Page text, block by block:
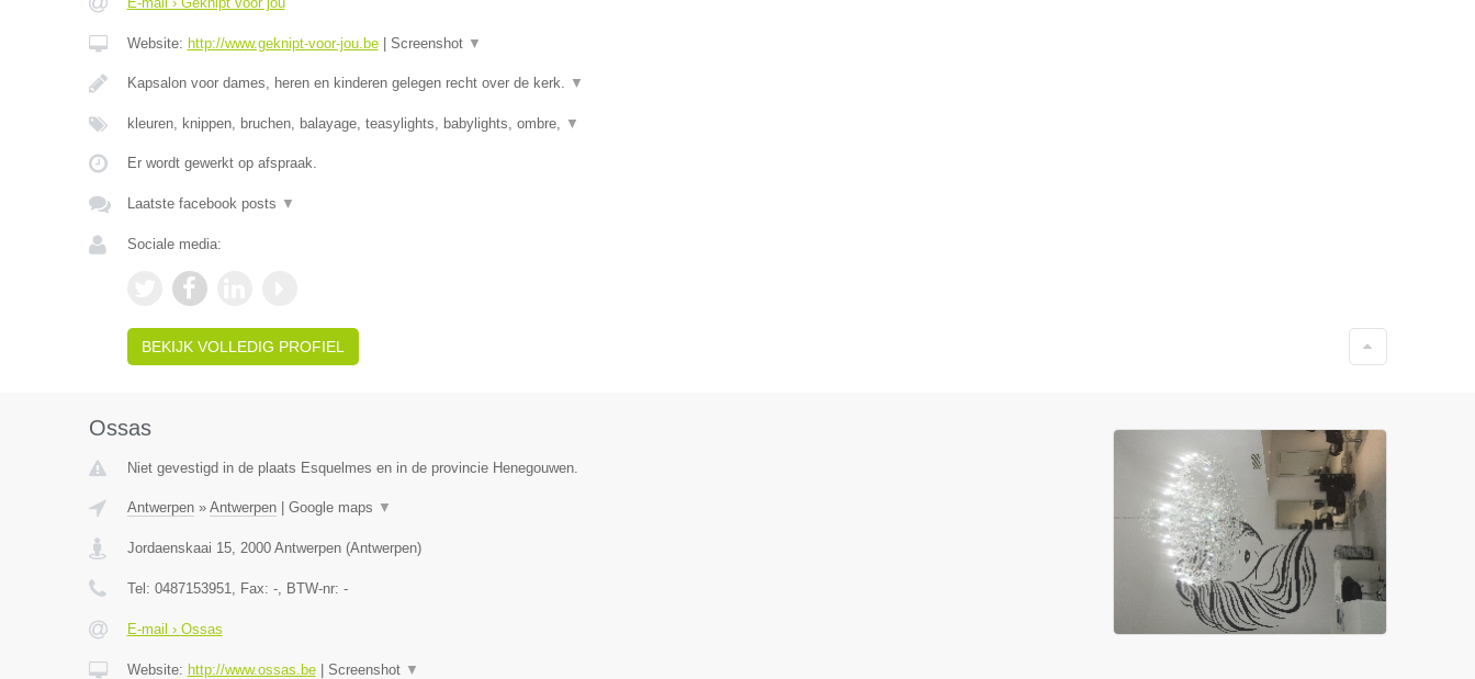
Website: http://www.geknipt-voor-jou.be| Screenshot ▼
Kapsalon voor dames, heren en kinderen gelegen recht over de kerk. ▼
kleuren, knippen, bruchen, balayage, teasylights, babylights, ombre, ▼
Er wordt gewerkt op afspraak.
Laatste facebook posts ▼
Sociale media:
BEKIJK VOLLEDIG PROFIEL
Ossas
Niet gevestigd in de plaats Esquelmes en in de provincie Henegouwen.
Antwerpen» Antwerpen| Google maps ▼
Jordaenskaai 15, 2000 Antwerpen(Antwerpen)
Tel: 0487153951, Fax: -, BTW-nr: -
E-mail › Ossas
Website: http://www.ossas.be| Screenshot ▼